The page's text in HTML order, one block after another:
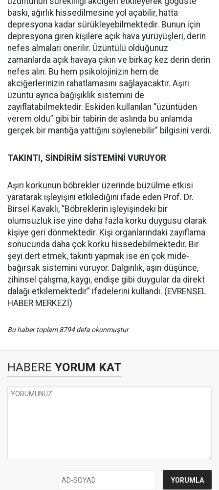
baskı, ağırlık hissedilmesine yol açabilir, hatta
depresyona kadar sürükleyebilmektedir. Bunun için
depresyona giren kişilere açık hava yürüyüşleri, derin
nefes almaları önerilir. Üzüntülü olduğunuz
zamanlarda açık havaya çıkın ve birkaç kez derin derin
nefes alın. Bu hem psikolojinizin hem de
akciğerlerinizin rahatlamasını sağlayacaktır. Aşırı
üzüntü ayrıca bağışıklık sistemini de
zayıflatabilmektedir. Eskiden kullanılan “üzüntüden
verem oldu” gibi bir tabirin de aslında bu anlamda
gerçek bir mantığa yattığını söylenebilir” bilgisini verdi.
TAKINTI, SİNDİRİM SİSTEMİNİ VURUYOR
Aşırı korkunun böbrekler üzerinde büzülme etkisi
yaratarak işleyişini etkilediğini ifade eden Prof. Dr.
Birsel Kavaklı, “Böbreklerin işleyişindeki bir
olumsuzluk ise yine daha fazla korku duygusu olarak
kişiye geri dönmektedir. Kişi organlarındaki zayıflama
sonucunda daha çok korku hissedebilmektedir. Bir
şeyi dert etmek, takıntı yapmak ise en çok mide-
bağırsak sistemini vuruyor. Dalgınlık, aşırı düşünce,
zihinsel çalışma, kaygı, endişe gibi duygular da direkt
dalağı etkilemektedir” ifadelerini kullandı. (EVRENSEL
HABER MERKEZİ)
Bu haber toplam 8794 defa okunmuştur
HABERE YORUM KAT